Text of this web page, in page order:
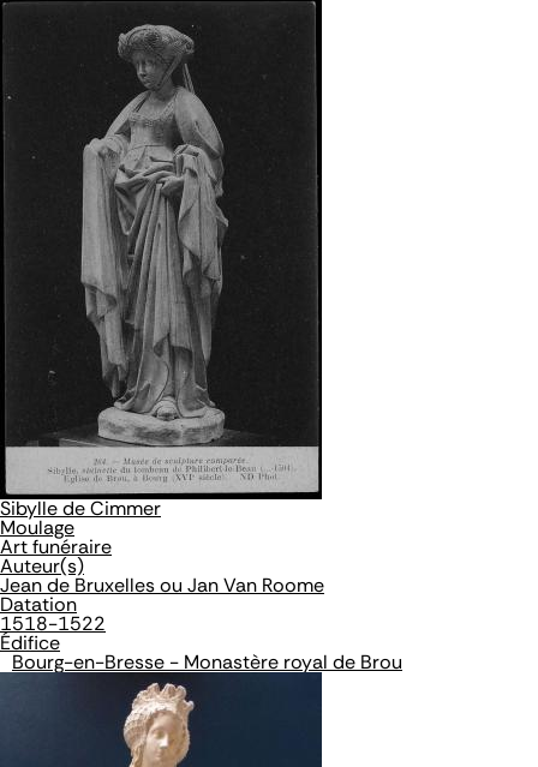
Sibylle de Cimmer
Moulage
Art funéraire
Auteur(s)
Jean de Bruxelles ou Jan Van Roome
Datation
1518-1522
Édifice
Bourg-en-Bresse - Monastère royal de Brou